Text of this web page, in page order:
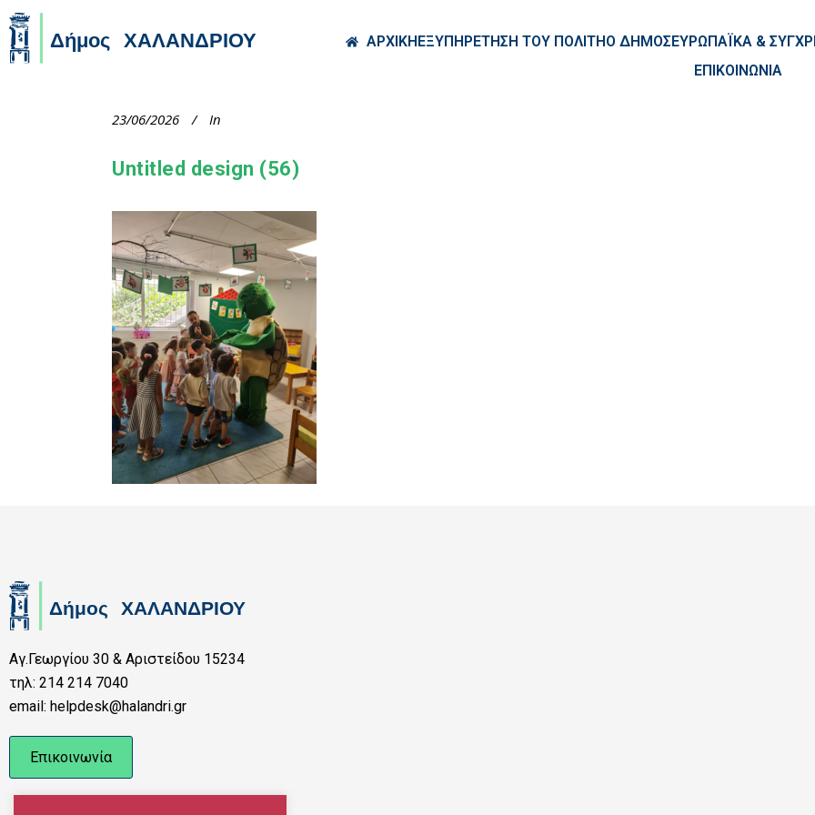
ΑΡΧΙΚΗΕΞΥΠΗΡΕΤΗΣΗ ΤΟΥ ΠΟΛΙΤΗΟ ΔΗΜΟΣΕΥΡΩΠΑΪΚΑ &
ΕΠΙΚΟΙΝΩΝΙΑ
23/06/2026 In
Untitled design (56)
Αγ.Γεωργίου 30 & Αριστείδου 15234
τηλ: 214 214 7040
email: helpdesk@halandri.gr
Επικοινωνία